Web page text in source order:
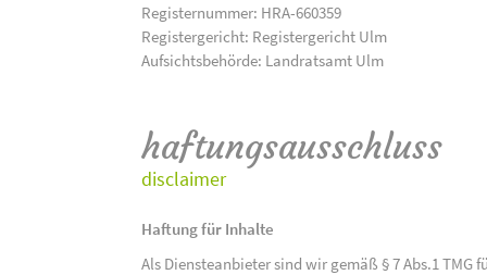
Registernummer: HRA-660359
Registergericht: Registergericht Ulm
Aufsichtsbehörde: Landratsamt Ulm
haftungsausschluss
disclaimer
Haftung für Inhalte
Als Diensteanbieter sind wir gemäß § 7 Abs.1